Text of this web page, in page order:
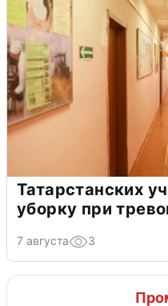
Татарстанских
уборку при
7 августа 3